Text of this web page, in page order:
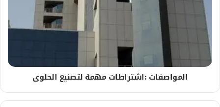
المواصفات :اشتراطات مهمة لتصنيع الحلوى